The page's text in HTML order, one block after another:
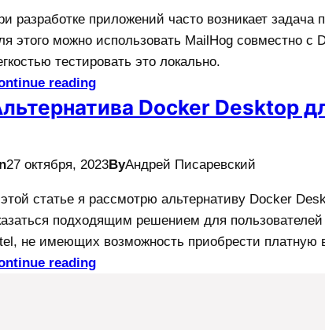
разработке приложений часто возникает задача
этого можно использовать MailHog совместно с
тестировать это локально.
reading
Docker Desktop
27 октября, 2023ByАндрей Писаревский
статье я рассмотрю альтернативу Docker
подходящим решением для
не имеющих возможность приобрести платную
reading